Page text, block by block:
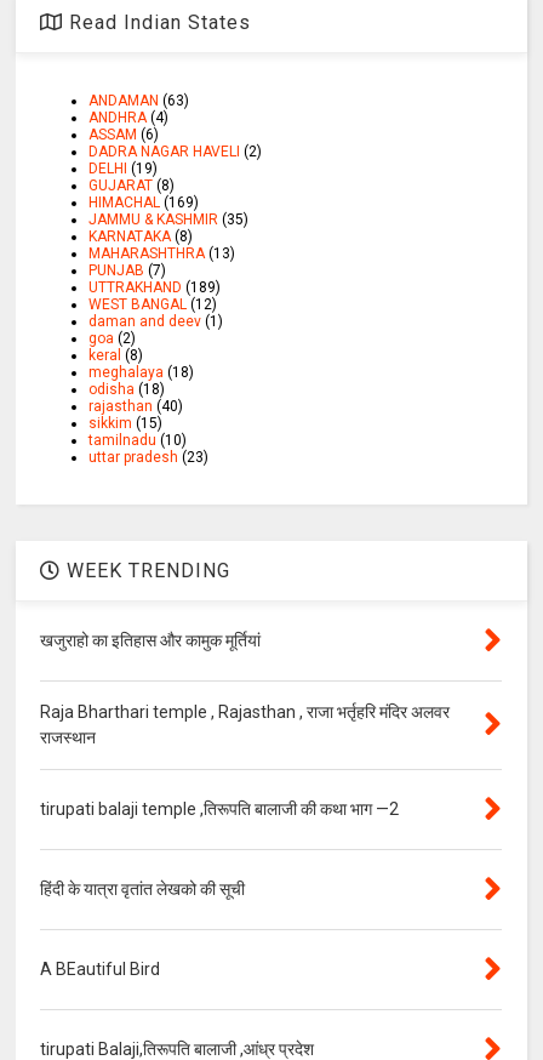
Read Indian States
ANDAMAN (63)
ANDHRA (4)
ASSAM (6)
DADRA NAGAR HAVELI (2)
DELHI
(19)
GUJARAT (8)
HIMACHAL (169)
JAMMU & KASHMIR (35)
KARNATAKA (8)
MAHARASHTHRA (13)
PUNJAB (7)
UTTRAKHAND (189)
WEST BANGAL (12)
daman and deev (1)
goa (2)
keral (8)
meghalaya (18)
odisha (18)
rajasthan (40)
sikkim (15)
tamilnadu (10)
uttar pradesh (23)
WEEK TRENDING
खजुराहो का इतिहास और कामुक मूर्तियां
Raja Bharthari temple , Rajasthan , राजा भर्तृहरि मंदिर अलवर
राजस्थान
tirupati balaji temple ,तिरूपति बालाजी की कथा भाग —2
हिंदी के यात्रा वृतांत लेखको की सूची
A BEautiful Bird
tirupati Balaji,तिरूपति बालाजी ,आंध्र प्रदेश